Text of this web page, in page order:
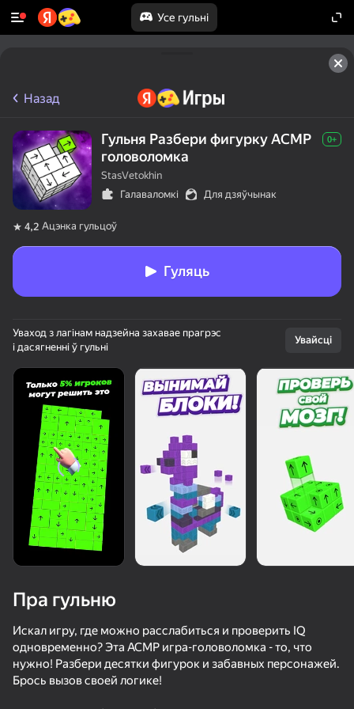
Усе гульні
50+ лепшых гульняў, у якія гуляюць
нават тыя, хто «не гуляе»
37
Назад
Гульня Разбери фигурку АСМР
головоломка
0+
StasVetokhin
Галаваломкі
Для дзяўчынак
4,2 Ацэнка гульцоў
Гуляць
Уваход з лагінам надзейна захавае прагрэс
і дасягненні ў гульні
Увайсці
Пра гульню
Искал игру, где можно расслабиться и проверить IQ
одновременно? Эта АСМР игра-головоломка - то, что
нужно! Разбери десятки фигурок и забавных персонажей.
Брось вызов своей логике!